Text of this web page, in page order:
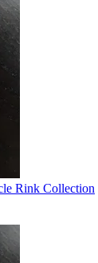
Rink Collection